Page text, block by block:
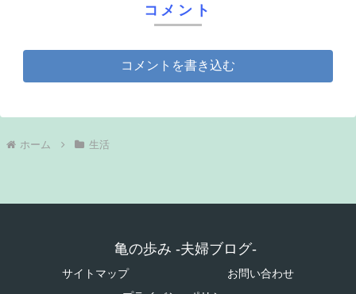
コメント
コメントを書き込む
ホーム 生活
亀の歩み -夫婦ブログ-
サイトマップ
お問い合わせ